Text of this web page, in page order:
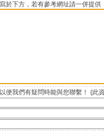
於下方，若有參考網址請一併提供
便我們有疑問時能與您聯繫！ (此